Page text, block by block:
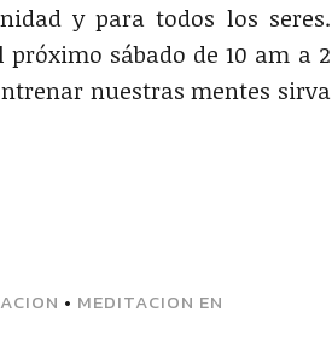
y para todos los seres.
sábado de 10 am a 2
nuestras mentes sirva
• MEDITACION EN